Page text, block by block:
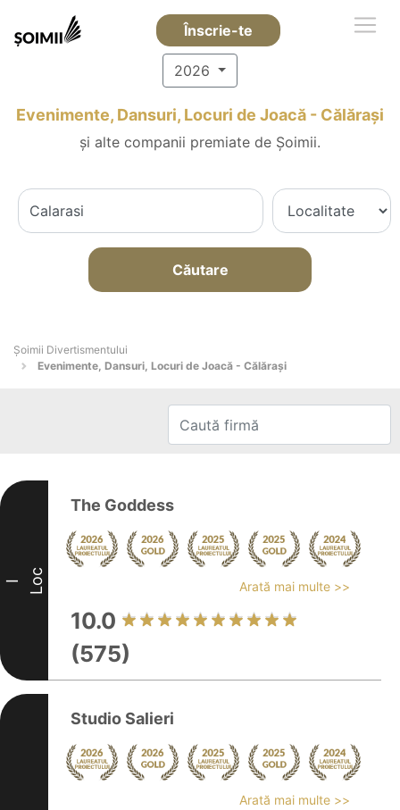
Înscrie-te
2026
Evenimente, Dansuri, Locuri de Joacă - Călăraşi
și alte companii premiate de Șoimii.
Căutare
Şoimii Divertismentului
Evenimente, Dansuri, Locuri de Joacă - Călăraşi
I Loc
The Goddess
Arată mai multe >>
10.0
(575)
Studio Salieri
Arată mai multe >>